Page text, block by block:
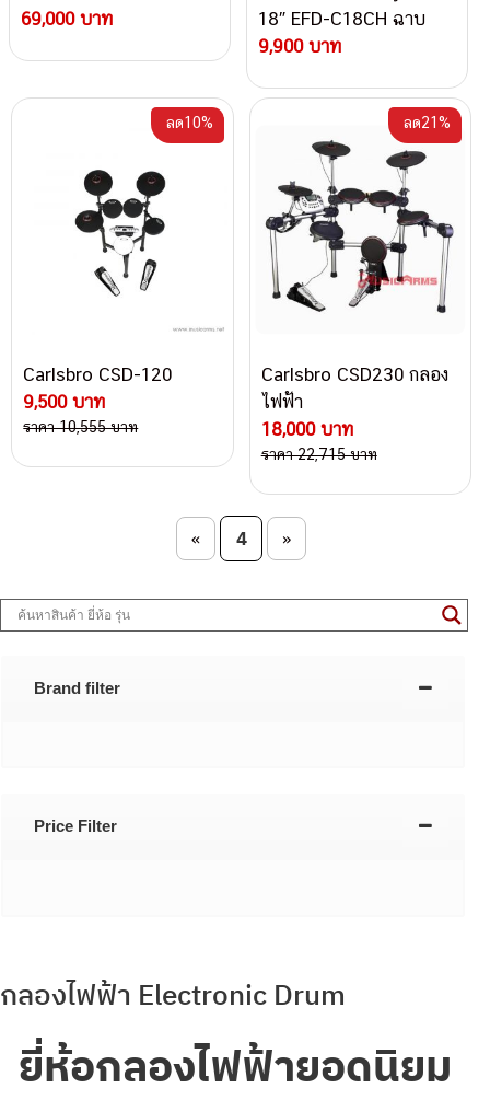
69,000 บาท
18″ EFD-C18CH ฉาบ
กลองไฟฟ้า
9,900 บาท
Carlsbro CSD-120
9,500 บาท
ลด10%
ราคา 10,555 บาท
Carlsbro CSD230 กลอง
ไฟฟ้า
18,000 บาท
ลด21%
ราคา 22,715 บาท
Post navigation
« 4 »
Brand filter
Price Filter
กลองไฟฟ้า Electronic Drum
ยี่ห้อกลองไฟฟ้ายอดนิยม